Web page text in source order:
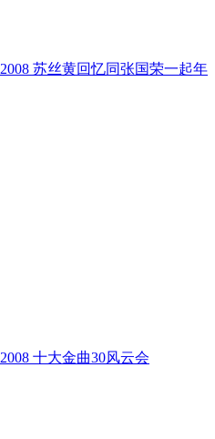
2008 苏丝黄回忆同张国荣一起年
2008 十大金曲30风云会